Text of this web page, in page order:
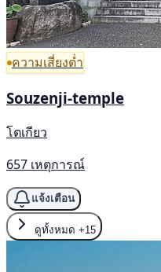
ความเสี่ยงต่ำ
Souzenji-temple
โตเกียว
657 เหตุการณ์
แจ้งเตือน
ดูทั้งหมด +15